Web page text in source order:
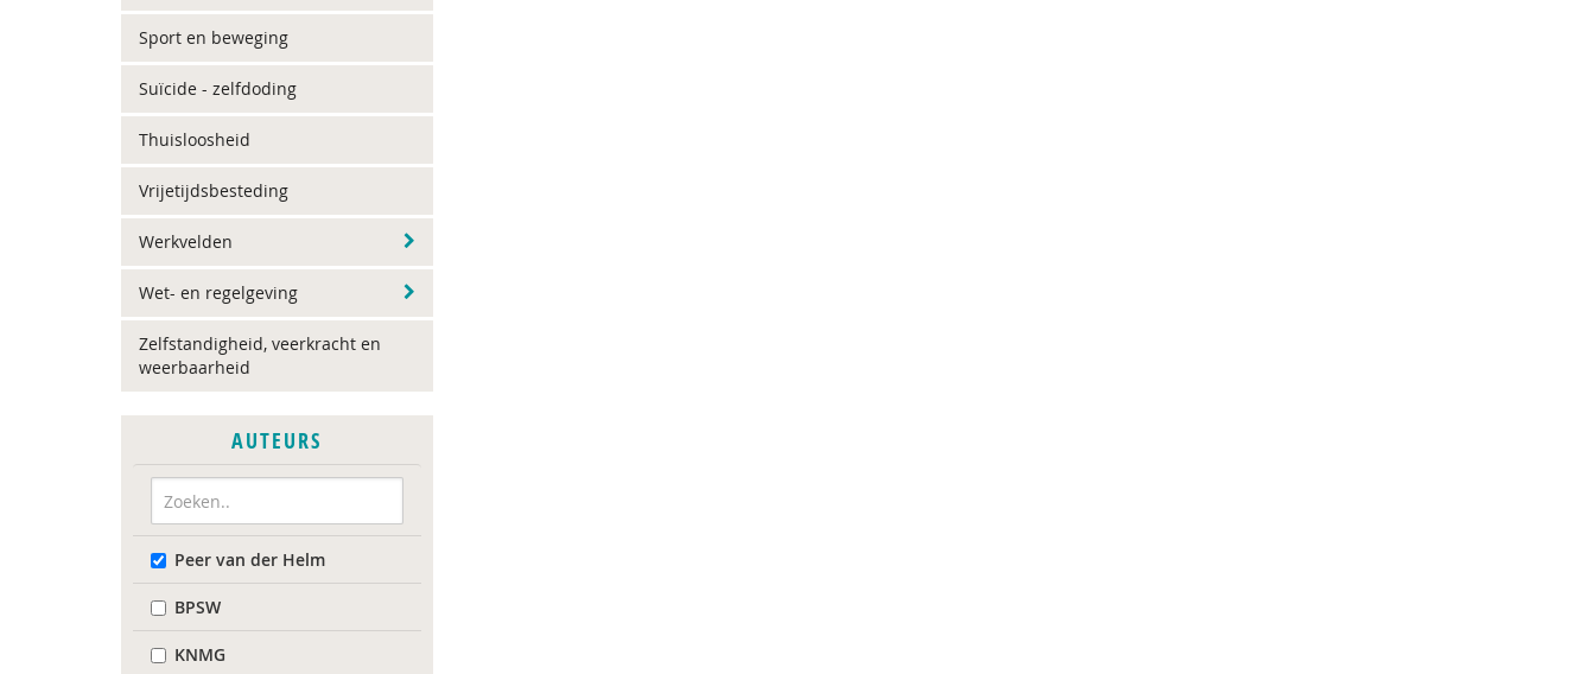
Sport en beweging
Suïcide - zelfdoding
Thuisloosheid
Vrijetijdsbesteding
Werkvelden
Wet- en regelgeving
Zelfstandigheid, veerkracht en
weerbaarheid
AUTEURS
Peer van der Helm
BPSW
KNMG